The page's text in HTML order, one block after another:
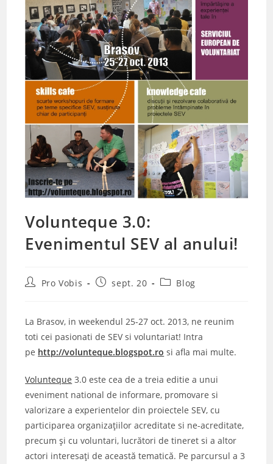
Volunteque 3.0:
Evenimentul SEV al anului!
PostPro Vobis
Postsept. 20
PostBlog
La Brasov, in weekendul 25-27 oct. 2013, ne reunim
toti cei pasionati de SEV si voluntariat! Intra
pe http://volunteque.blogspot.ro si afla mai multe.
Volunteque 3.0 este cea de a treia editie a unui
eveniment national de informare, promovare si
valorizare a experientelor din proiectele SEV, cu
participarea organizaţiilor acreditate si ne-acreditate,
precum şi cu voluntari, lucrători de tineret si a altor
actori interesaţi de această tematică. Pe parcursul a 3